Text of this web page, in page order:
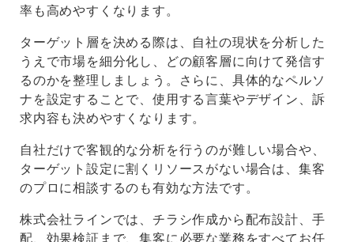
率も高めやすくなります。
ターゲット層を決める際は、自社の現状を分析した
うえで市場を細分化し、どの顧客層に向けて発信す
るのかを整理しましょう。さらに、具体的なペルソ
ナを設定することで、使用する言葉やデザイン、訴
求内容も決めやすくなります。
自社だけで客観的な分析を行うのが難しい場合や、
ターゲット設定に割くリソースがない場合は、集客
のプロに相談するのも有効な方法です。
株式会社ラインでは、チラシ作成から配布設計、手
配、効果検証まで、集客に必要な業務をすべてお任